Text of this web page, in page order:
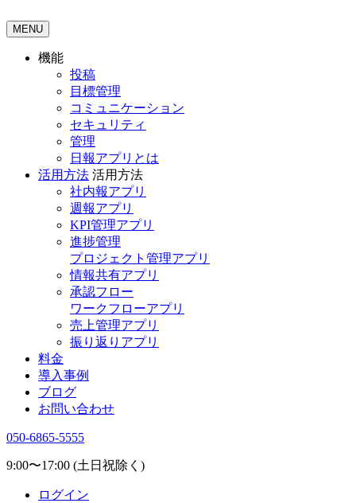
MENU
機能
投稿
目標管理
コミュニケーション
セキュリティ
管理
日報アプリとは
活用方法 活用方法
社内報アプリ
週報アプリ
KPI管理アプリ
進捗管理
プロジェクト管理アプリ
情報共有アプリ
承認フロー
ワークフローアプリ
売上管理アプリ
振り返りアプリ
料金
導入事例
ブログ
お問い合わせ
050-6865-5555
9:00〜17:00 (土日祝除く)
ログイン